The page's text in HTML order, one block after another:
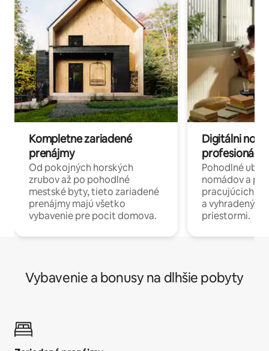
Kompletne zariadené
prenájmy
Od pokojných horských
zrubov až po pohodlné
mestské byty, tieto zariadené
prenájmy majú všetko
vybavenie pre pocit domova.
Digitálni
profesionáli
Pohodlné
nomádov a
pracujúcich
a
priestormi.
Vybavenie a bonusy na dlhšie pobyty